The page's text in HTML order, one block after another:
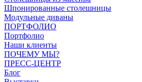
Шпонированные столешницы
Модульные диваны
ПОРТФОЛИО
Портфолио
Наши клиенты
ПОЧЕМУ МЫ?
ПРЕСС-ЦЕНТР
Блог